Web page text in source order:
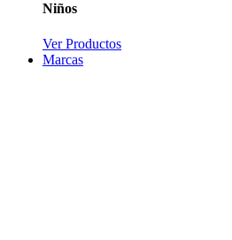
Niños
Ver Productos
Marcas